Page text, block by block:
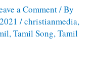
a Comment/ By
/christianmedia,
,Tamil Song,Tamil